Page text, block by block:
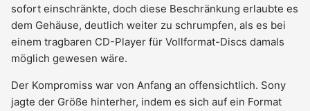
sofort einschränkte, doch diese Beschränkung erlaubte es
dem Gehäuse, deutlich weiter zu schrumpfen, als es bei
einem tragbaren CD-Player für Vollformat-Discs damals
möglich gewesen wäre.
Der Kompromiss war von Anfang an offensichtlich. Sony
jagte der Größe hinterher, indem es sich auf ein Format